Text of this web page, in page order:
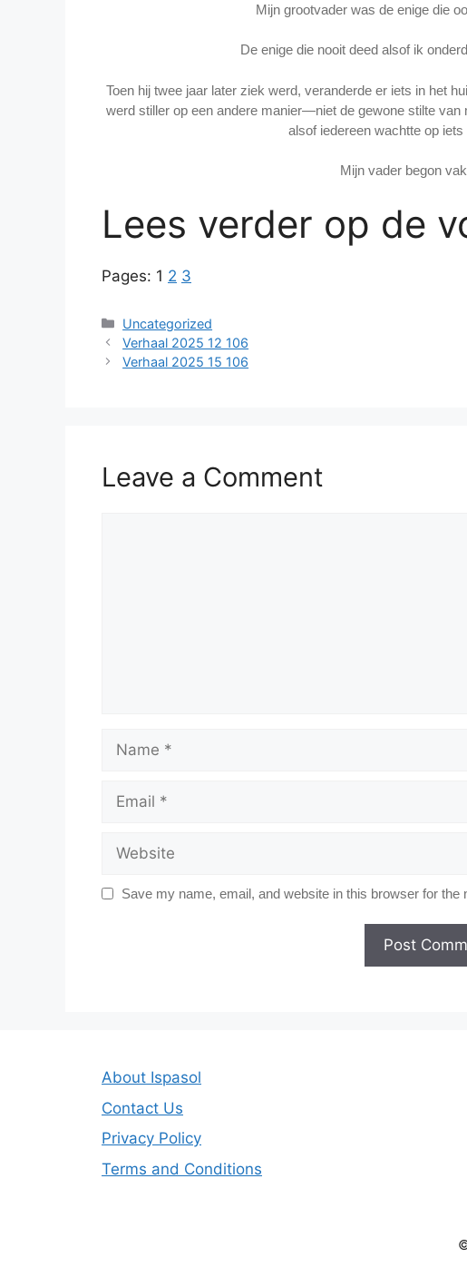
Mijn grootvader was de enige die
De enige die nooit deed alsof ik
Toen hij twee jaar later ziek werd, veranderde er iets in het
werd stiller op een andere manier—niet de gewone stilte
alsof iedereen wachtte op
Mijn vader begon
Lees verder op de
Pages: 1 2 3
Categories
Uncategorized
Verhaal 2025 12 106
Verhaal 2025 15 106
Leave a Comment
Save my name, email, and website in this browser for the
About Ispasol
Contact Us
Privacy Policy
Terms and Conditions